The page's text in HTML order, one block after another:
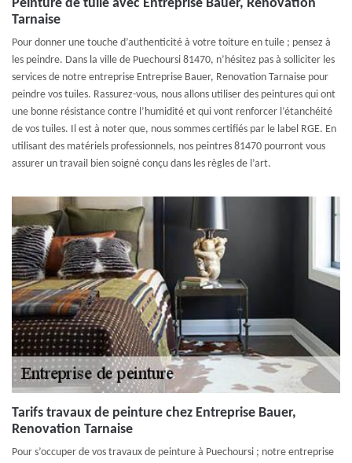
Peinture de tuile avec Entreprise Bauer, Renovation
Tarnaise
Pour donner une touche d’authenticité à votre toiture en tuile ; pensez à
les peindre. Dans la ville de Puechoursi 81470, n’hésitez pas à solliciter les
services de notre entreprise Entreprise Bauer, Renovation Tarnaise pour
peindre vos tuiles. Rassurez-vous, nous allons utiliser des peintures qui ont
une bonne résistance contre l’humidité et qui vont renforcer l’étanchéité
de vos tuiles. Il est à noter que, nous sommes certifiés par le label RGE. En
utilisant des matériels professionnels, nos peintres 81470 pourront vous
assurer un travail bien soigné conçu dans les règles de l’art.
Tarifs travaux de peinture chez Entreprise Bauer,
Renovation Tarnaise
Pour s’occuper de vos travaux de peinture à Puechoursi ; notre entreprise